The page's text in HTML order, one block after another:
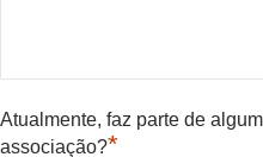
Atualmente, faz parte de
associação?*